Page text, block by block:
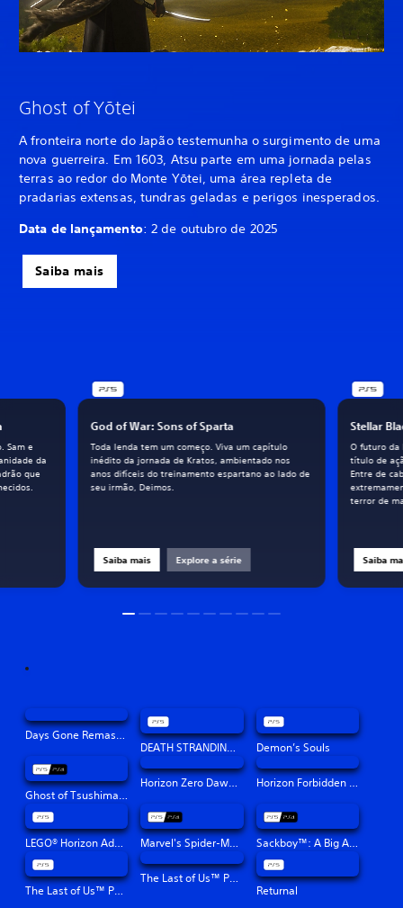
Ghost of Yōtei
A fronteira norte do Japão testemunha o surgimento de uma
nova guerreira. Em 1603, Atsu parte em uma jornada pelas
terras ao redor do Monte Yōtei, uma área repleta de
pradarias extensas, tundras geladas e perigos inesperados.
Data de lançamento: 2 de outubro de 2025
Saiba mais
God of War: Sons of Sparta
Toda lenda tem um começo. Viva um capítulo
inédito da jornada de Kratos, ambientado nos
anos difíceis do treinamento espartano ao lado de
seu irmão, Deimos.
Saiba mais Explore a série
Stellar
O futuro da
título de
Entre de
terror de
Saiba
Sam e
da
que
Days Gone Remastered
DEATH STRANDING DIRECTOR'S CUT
Demon’s Souls
Ghost of Tsushima Versão Do Diretor
Horizon Zero Dawn™ Remastered Horizon Forbidden West™
LEGO® Horizon Adventures™ Marvel's Spider-Man: Miles Morales Sackboy™: A Big Adventure
The Last of Us™ Part I
The Last of Us™ Parte II Remastered
Returnal